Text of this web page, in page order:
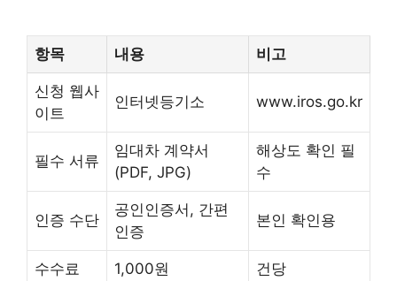
항목 내용 비고
신청 웹사
이트
인터넷등기소 www.iros.go.kr
필수 서류
임대차 계약서
(PDF, JPG)
해상도 확인 필
수
인증 수단
공인인증서, 간편
인증
본인 확인용
수수료 1,000원 건당